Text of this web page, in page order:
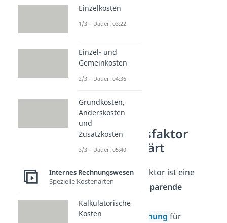
wird.
Kalkulationsfaktor
einfach erklärt
Der Kalkulationsfaktor ist eine
einfacheund
zeitsparende
Alternative zur
Kostenträgerrechnung für
Einzelkosten
1/3 – Dauer: 03:22
Einzel- und
Gemeinkosten
2/3 – Dauer: 04:36
Grundkosten,
Anderskosten
und
Zusatzkosten
3/3 – Dauer: 05:40
Internes Rechnungswesen
Spezielle Kostenarten
Kalkulatorische
Kosten